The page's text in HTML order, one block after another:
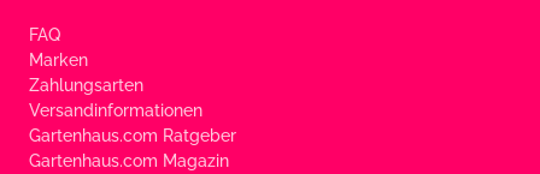
FAQ
Marken
Zahlungsarten
Versandinformationen
Gartenhaus.com Ratgeber
Gartenhaus.com Magazin